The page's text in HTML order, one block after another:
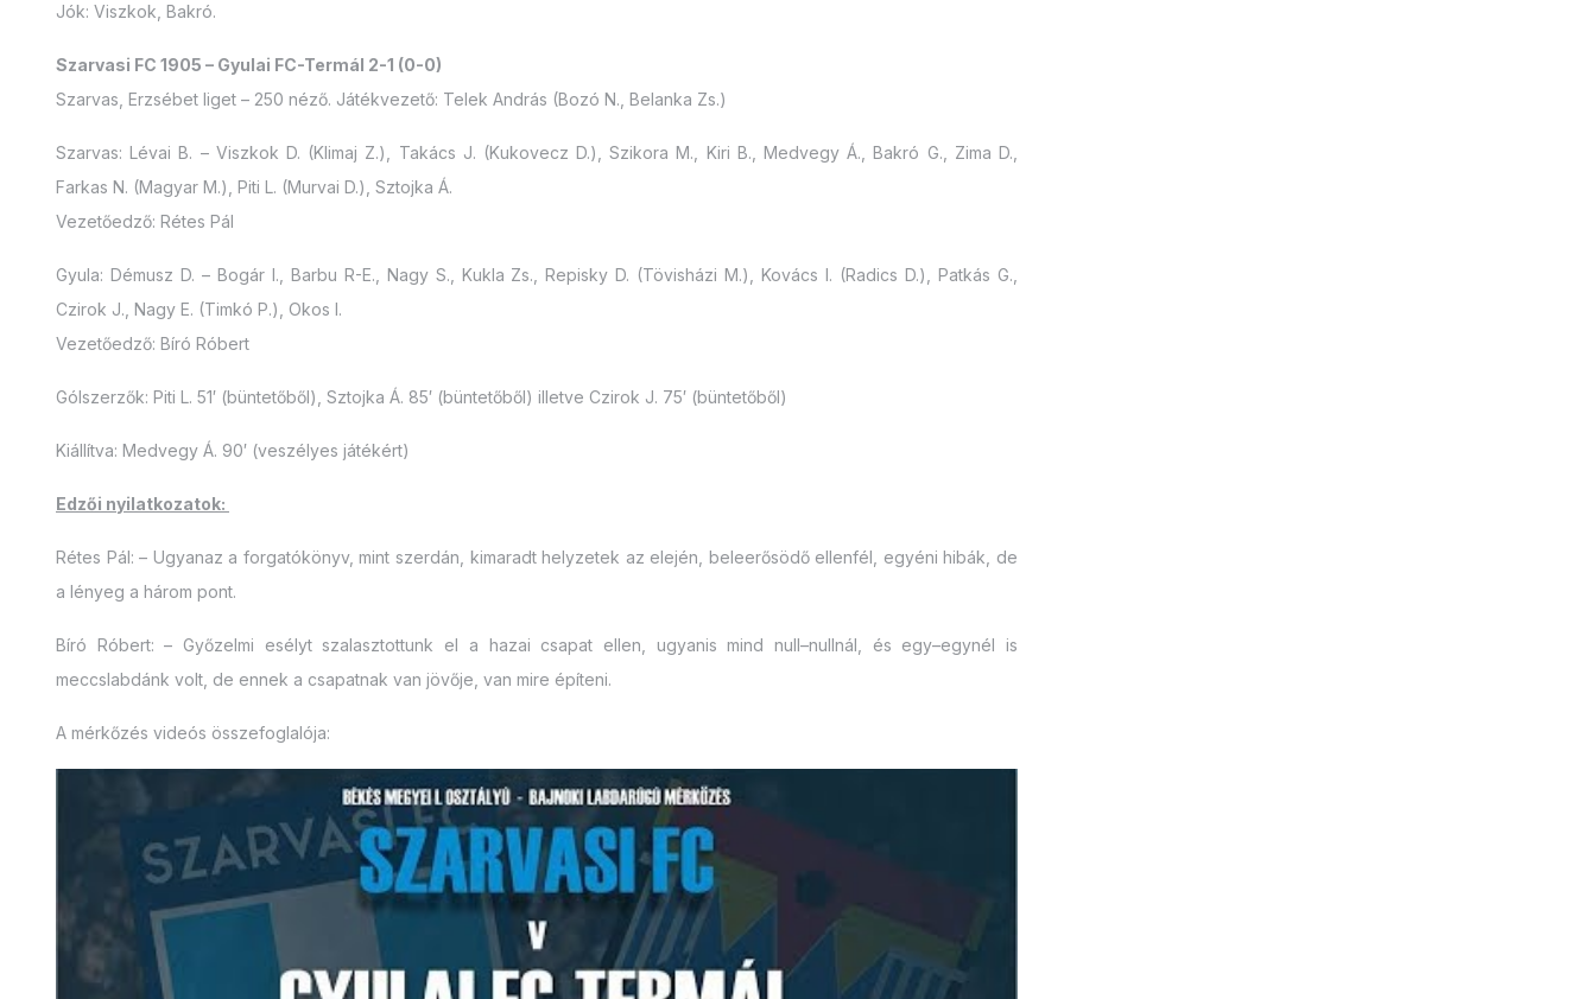
Jók: Viszkok, Bakró.
Szarvasi FC 1905 – Gyulai FC-Termál 2-1 (0-0)
Szarvas, Erzsébet liget – 250 néző. Játékvezető: Telek András (Bozó N., Belanka Zs.)
Szarvas: Lévai B. – Viszkok D. (Klimaj Z.), Takács J. (Kukovecz D.), Szikora M., Kiri B., Medvegy Á., Bakró G., Zima D.,
Farkas N. (Magyar M.), Piti L. (Murvai D.), Sztojka Á.
Vezetőedző: Rétes Pál
Gyula: Démusz D. – Bogár I., Barbu R-E., Nagy S., Kukla Zs., Repisky D. (Tövisházi M.), Kovács I. (Radics D.), Patkás G.,
Czirok J., Nagy E. (Timkó P.), Okos I.
Vezetőedző: Bíró Róbert
Gólszerzők: Piti L. 51′ (büntetőből), Sztojka Á. 85′ (büntetőből) illetve Czirok J. 75′ (büntetőből)
Kiállítva: Medvegy Á. 90′ (veszélyes játékért)
Edzői nyilatkozatok:
Rétes Pál: – Ugyanaz a forgatókönyv, mint szerdán, kimaradt helyzetek az elején, beleerősödő ellenfél, egyéni hibák, de
a lényeg a három pont.
Bíró Róbert: – Győzelmi esélyt szalasztottunk el a hazai csapat ellen, ugyanis mind null–nullnál, és egy–egynél is
meccslabdánk volt, de ennek a csapatnak van jövője, van mire építeni.
A mérkőzés videós összefoglalója: